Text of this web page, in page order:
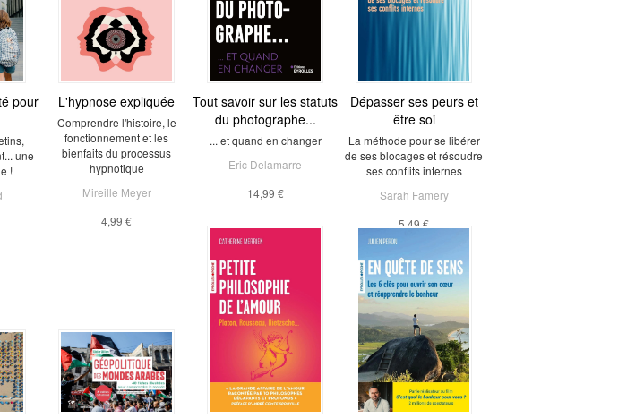
pour
une
!
L'hypnose expliquée
Comprendre l'histoire, le
fonctionnement et les
bienfaits du processus
hypnotique
Mireille Meyer
4,99 €
Tout savoir sur les statuts
du photographe...
... et quand en changer
Eric Delamarre
14,99 €
Dépasser ses peurs et
être soi
La méthode pour se libérer
de ses blocages et résoudre
ses conflits internes
Sarah Famery
5,49 €